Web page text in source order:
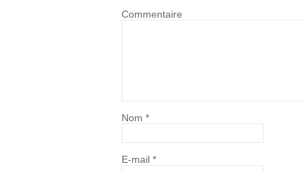
Commentaire
Nom *
E-mail *